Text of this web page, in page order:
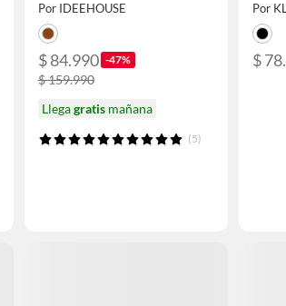
Por IDEEHOUSE
$ 84.990 -47%
$ 159.990
Llegagratismañana
(5)
Por
$